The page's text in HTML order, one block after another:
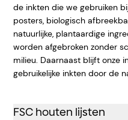
de inkten die we gebruiken
posters, biologisch
natuurlijke, plantaardige
worden afgebroken zonder
milieu. Daarnaast blijft onze
gebruikelijke inkten door de
FSC houten lijsten